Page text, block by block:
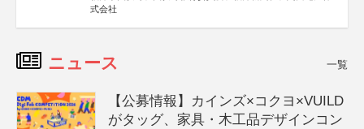
式会社
ニュース 一覧
【公募情報】カインズ×コクヨ×VUILD
がタッグ、家具・木工品デザインコン